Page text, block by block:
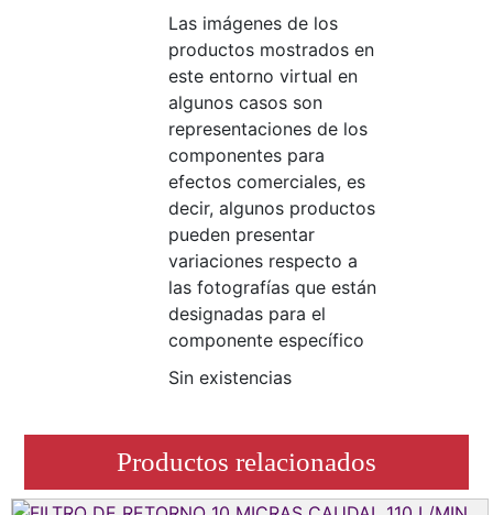
Las imágenes de los
productos mostrados en
este entorno virtual en
algunos casos son
representaciones de los
componentes para
efectos comerciales, es
decir, algunos productos
pueden presentar
variaciones respecto a
las fotografías que están
designadas para el
componente específico
Sin existencias
Productos relacionados